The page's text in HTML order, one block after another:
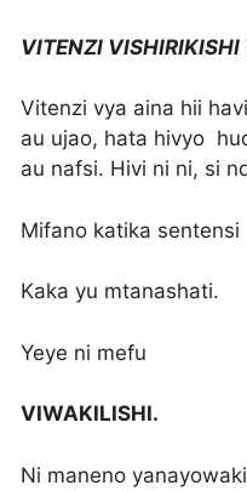
VITENZI VISHIRIKISHI
Vitenzi vya aina hii
au ujao, hata hivyo
au nafsi. Hivi ni ni, si
Mifano katika sentensi
Kaka yu mtanashati.
Yeye ni mefu
VIWAKILISHI.
Ni maneno